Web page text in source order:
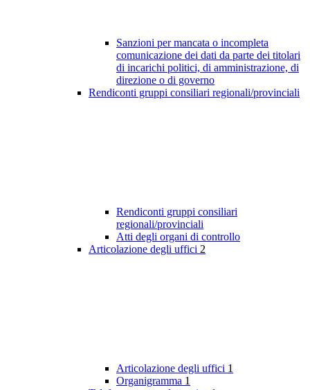
Sanzioni per mancata o incompleta
comunicazione dei dati da parte dei titolari
di incarichi politici, di amministrazione, di
direzione o di governo
Rendiconti gruppi consiliari regionali/provinciali
Rendiconti gruppi consiliari
regionali/provinciali
Atti degli organi di controllo
Articolazione degli uffici 2
Articolazione degli uffici 1
Organigramma 1